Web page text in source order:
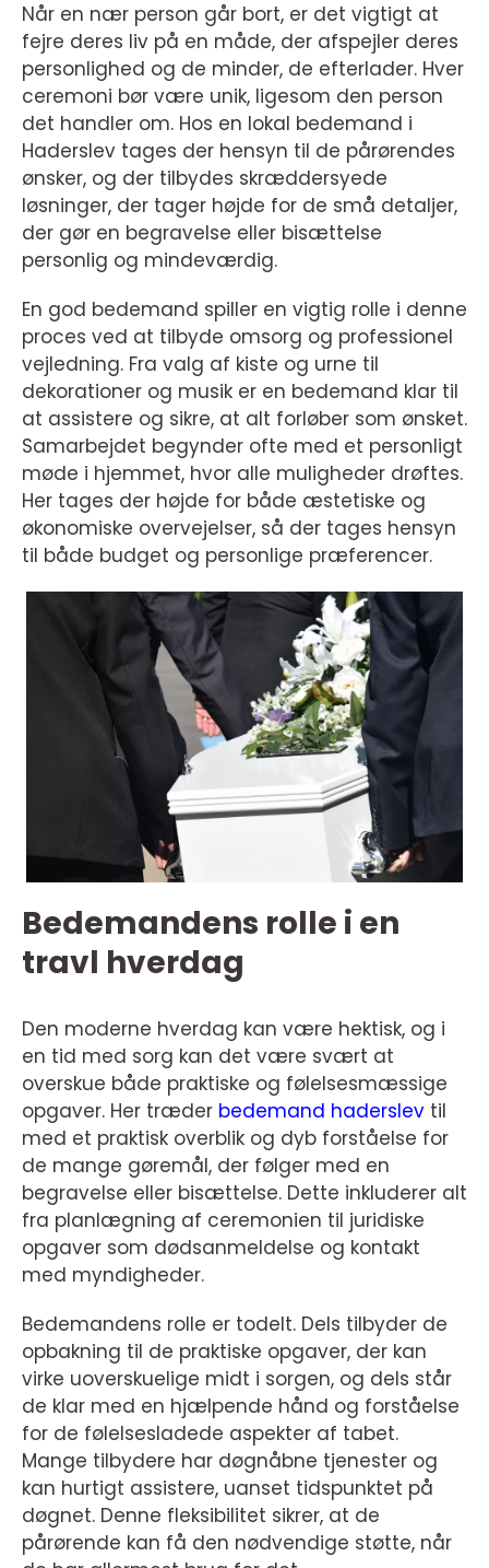
Når en nær person går bort, er det vigtigt at
fejre deres liv på en måde, der afspejler deres
personlighed og de minder, de efterlader. Hver
ceremoni bør være unik, ligesom den person
det handler om. Hos en lokal bedemand i
Haderslev tages der hensyn til de pårørendes
ønsker, og der tilbydes skræddersyede
løsninger, der tager højde for de små detaljer,
der gør en begravelse eller bisættelse
personlig og mindeværdig.
En god bedemand spiller en vigtig rolle i denne
proces ved at tilbyde omsorg og professionel
vejledning. Fra valg af kiste og urne til
dekorationer og musik er en bedemand klar til
at assistere og sikre, at alt forløber som ønsket.
Samarbejdet begynder ofte med et personligt
møde i hjemmet, hvor alle muligheder drøftes.
Her tages der højde for både æstetiske og
økonomiske overvejelser, så der tages hensyn
til både budget og personlige præferencer.
Bedemandens rolle i en
travl hverdag
Den moderne hverdag kan være hektisk, og i
en tid med sorg kan det være svært at
overskue både praktiske og følelsesmæssige
opgaver. Her træder bedemand haderslev til
med et praktisk overblik og dyb forståelse for
de mange gøremål, der følger med en
begravelse eller bisættelse. Dette inkluderer alt
fra planlægning af ceremonien til juridiske
opgaver som dødsanmeldelse og kontakt
med myndigheder.
Bedemandens rolle er todelt. Dels tilbyder de
opbakning til de praktiske opgaver, der kan
virke uoverskuelige midt i sorgen, og dels står
de klar med en hjælpende hånd og forståelse
for de følelsesladede aspekter af tabet.
Mange tilbydere har døgnåbne tjenester og
kan hurtigt assistere, uanset tidspunktet på
døgnet. Denne fleksibilitet sikrer, at de
pårørende kan få den nødvendige støtte, når